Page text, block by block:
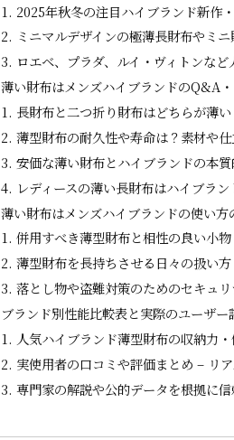
2025年秋冬の注目ハイブランド新作
ミニマルデザインの極薄長財布やミ
ロエベ、プラダ、ルイ・ヴィトンな
薄い財布はメンズハイブランドのQ&A
長財布と二つ折り財布はどちらが薄
薄型財布の耐久性や寿命は？素材や
安価な薄い財布とハイブランドの本
レディースの薄い長財布はハイブラ
薄い財布はメンズハイブランドの使い
併用すべき薄型財布と相性の良い小物
薄型財布を長持ちさせる日々の扱い方
落とし物や盗難対策のためのセキュ
ブランド別性能比較表と実際のユーザ
人気ハイブランド薄型財布の収納力
実使用者の口コミや評価まとめ – リ
専門家の解説や公的データを根拠に